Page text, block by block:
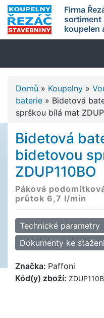
Firma
sortiment
koupelen
Domů » Koupelny »
baterie » Bidetová
sprškou bílá mat
Bidetová
bidetovou
ZDUP110BO
Páková
průtok 6,7 l/min
Technické parametry
Dokumenty ke
Značka: Paffoni
Kód(y) zboží: